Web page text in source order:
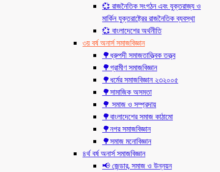
💞 রাজনৈতিক সংগঠন এবং যুক্তরাজ্য ও
মার্কিন যুক্তরাষ্ট্রের রাজনৈতিক ব্যবস্থা
💞 বাংলাদেশের অর্থনীতি
৩য় বর্ষ অনার্স সমাজবিজ্ঞান
🌳ধ্রুপদী সমাজতাত্ত্বিক তত্ত্ব
🌳গ্রামীণ সমাজবিজ্ঞান
🌳ধর্মের সমাজবিজ্ঞান ২৩২০০৫
🌳সামাজিক অসমতা
🌳 সমাজ ও সম্প্রদায়
🌳বাংলাদেশের সমাজ কাঠামো
🌳নগর সমাজবিজ্ঞান
🌳সমাজ মনোবিজ্ঞান
৪র্থ বর্ষ অনার্স সমাজবিজ্ঞান
📢 জেন্ডার, সমাজ ও উন্নয়ন